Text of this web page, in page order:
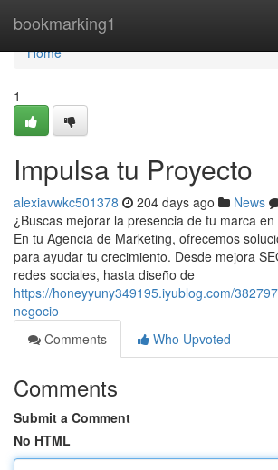
bookmarking1
Home
Home
1
Impulsa tu Proyecto
alexiavwkc501378 204 days ago News
¿Buscas mejorar la presencia de tu marca
En tu Agencia de Marketing, ofrecemos
para ayudar tu crecimiento. Desde mejora
redes sociales, hasta diseño de
https://honeyyuny349195.iyublog.com/
negocio
Comments
Who Upvoted
Comments
Submit a Comment
No HTML